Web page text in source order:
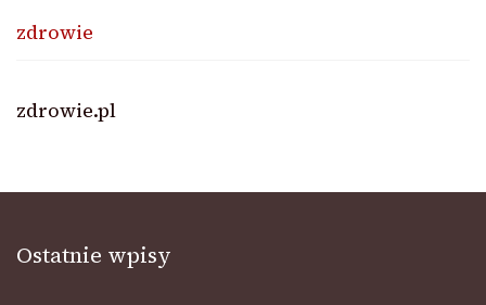
zdrowie
zdrowie.pl
Ostatnie wpisy